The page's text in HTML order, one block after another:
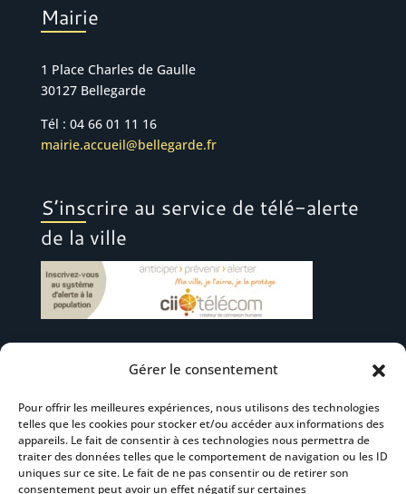
Gérer le consentement
Pour offrir les meilleures expériences, nous utilisons des technologies
telles que les cookies pour stocker et/ou accéder aux informations des
appareils. Le fait de consentir à ces technologies nous permettra de
traiter des données telles que le comportement de navigation ou les ID
uniques sur ce site. Le fait de ne pas consentir ou de retirer son
consentement peut avoir un effet négatif sur certaines
Mairie
1 Place Charles de Gaulle
30127 Bellegarde
Tél : 04 66 01 11 16
mairie.accueil@bellegarde.fr
S’inscrire au service de télé-alerte
de la ville
Suivez-nous